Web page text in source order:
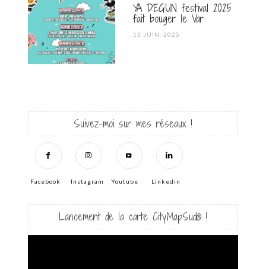
YA DEGUN festival 2025
fait bouger le Var
POSTED
13 JUIN, 2025
Suivez-moi sur mes réseaux !
Facebook Instagram Youtube Linkedin
Lancement de la carte CityMapSud® !